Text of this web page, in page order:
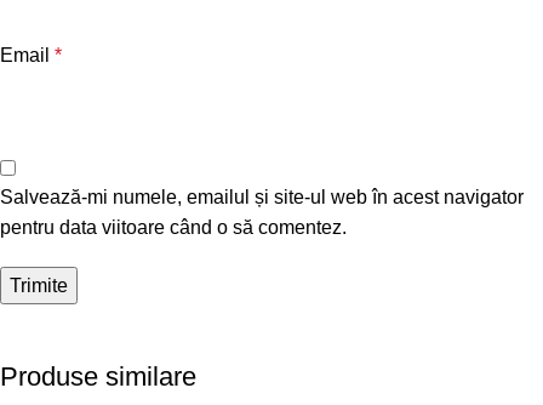
Email *
Salvează-mi numele, emailul și site-ul web în acest navigator
pentru data viitoare când o să comentez.
Produse similare